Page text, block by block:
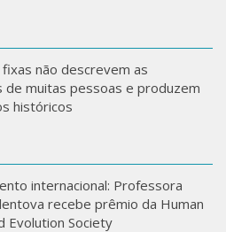
não descrevem as
de muitas pessoas e produzem
históricos
internacional: Professora
recebe prêmio da Human
Evolution Society